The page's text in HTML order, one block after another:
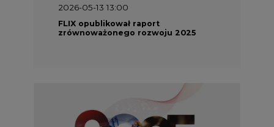
2026-05-13 13:00
FLIX opublikował raport
zrównoważonego rozwoju 2025